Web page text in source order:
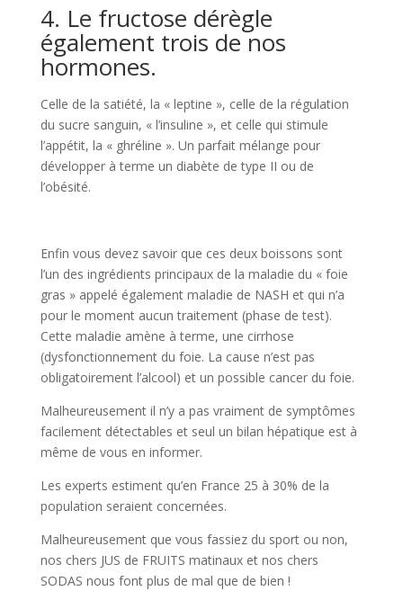
4. Le fructose dérègle
également trois de nos
hormones.
Celle de la satiété, la « leptine », celle de la régulation
du sucre sanguin, « l’insuline », et celle qui stimule
l’appétit, la « ghréline ». Un parfait mélange pour
développer à terme un diabète de type II ou de
l’obésité.
Enfin vous devez savoir que ces deux boissons sont
l’un des ingrédients principaux de la maladie du « foie
gras » appelé également maladie de NASH et qui n’a
pour le moment aucun traitement (phase de test).
Cette maladie amène à terme, une cirrhose
(dysfonctionnement du foie. La cause n’est pas
obligatoirement l’alcool) et un possible cancer du foie.
Malheureusement il n’y a pas vraiment de symptômes
facilement détectables et seul un bilan hépatique est à
même de vous en informer.
Les experts estiment qu’en France 25 à 30% de la
population seraient concernées.
Malheureusement que vous fassiez du sport ou non,
nos chers JUS de FRUITS matinaux et nos chers
SODAS nous font plus de mal que de bien !